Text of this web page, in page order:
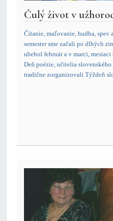
Čulý život v
Čítanie, maľovanie, hudba, spev
semester sme začali po dlhých
ubehol február a v marci,
Deň poézie, učitelia
tradične zorganizovali Týždeň